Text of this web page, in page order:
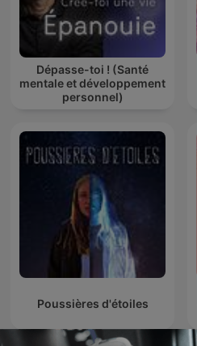
Dépasse-toi ! (Santé
mentale et développement
personnel)
Poussières d'étoiles